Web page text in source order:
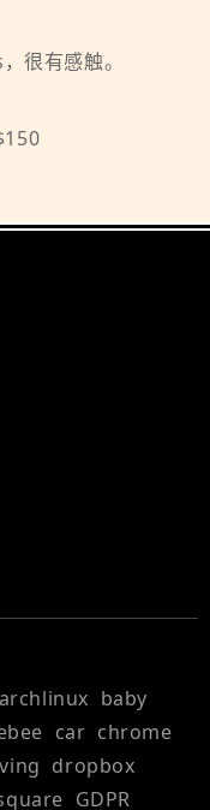
很有感触。
archlinux baby
car chrome
dropbox
GDPR